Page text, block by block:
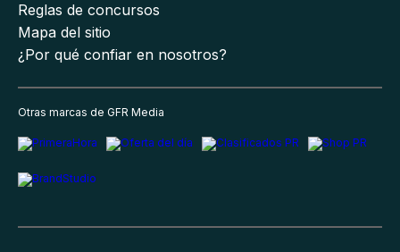
Reglas de concursos
Mapa del sitio
¿Por qué confiar en nosotros?
Otras marcas de GFR Media